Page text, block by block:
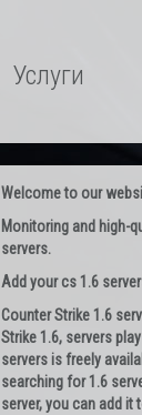
Услуги
Welcome to our
Monitoring and high-
servers.
Add your cs 1.6
Counter Strike 1.6
Strike 1.6, servers
servers is freely
searching for 1.6
server, you can add